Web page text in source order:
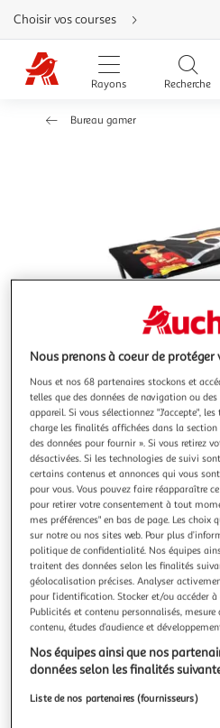
Aller
directement
au
contenu
Aller
directement
Aller
Choisir vos courses
Rayons Recherche
Bureau gamer
Bureau Gaming One Piece
Accessoire Gaming
En savoir +
Garantie légale: 2 ans (voir CGV)
Vendu parAuchan
Choisir
Retrait 1h en magasin
Paiement en ligne ·Service
Nous prenons à coeur de protéger
Nous et nos 68 partenaires stockons et
telles que des données de navigation ou
appareil. Si vous sélectionnez "J'accepte",
charge les finalités affichées dans la
des données pour fournir ». Si vous retirez
désactivées. Si les technologies de suivi
certains contenus et annonces qui vous
pour vous. Vous pouvez faire réapparaître
pour retirer votre consentement à tout
mes préférences" en bas de page. Les
sur notre ou nos sites web. Pour plus
politique de confidentialité. Nos équipes
traitent des données selon les finalités
géolocalisation précises. Analyser
pour l’identification. Stocker et/ou accéder
Publicités et contenu personnalisés,
contenu, études d’audience et
Nos équipes ainsi que nos
données selon les finalités
Liste de nos partenaires (fournisseurs)